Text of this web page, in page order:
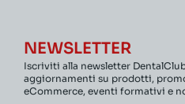
NEWSLETTER
Iscriviti alla newsletter
aggiornamenti su prodotti,
eCommerce, eventi formativi e